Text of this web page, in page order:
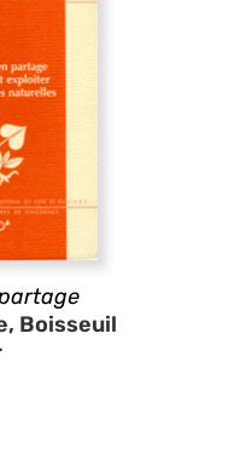
Boisseuil